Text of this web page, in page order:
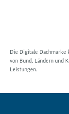
Die Digitale Dachmarke
von Bund, Ländern und
Leistungen.